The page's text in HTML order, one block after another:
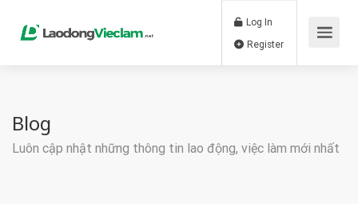
Log In
Blog
Luôn cập nhật những thông tin lao động, việc làm mới nhất